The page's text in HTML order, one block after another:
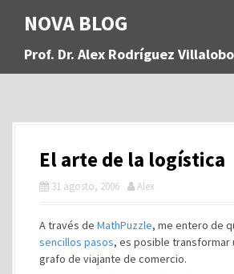
a
NOVA BLOG
Prof. Dr. Alex Rodríguez
El arte de la logística
31 agosto, 2006 Alex
A través de MathPuzzle, me entero de
sencillos pasos, es posible transformar
grafo de viajante de comercio.